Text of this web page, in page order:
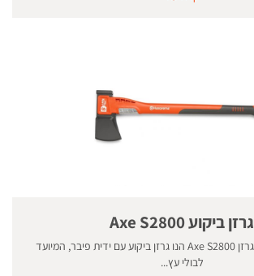
גרזן ביקוע Axe S2800
גרזן ביקוע איכותי. גרזן Axe S2800 הנו גרזן ביקוע עם ידית פיבר, המיועד
לבולי עץ...